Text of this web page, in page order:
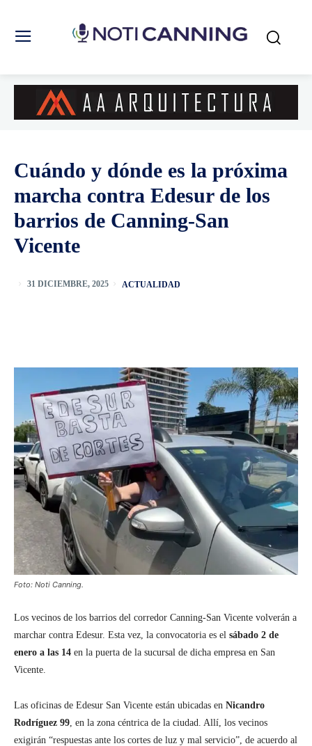
Cuándo y dónde es la próxima
marcha contra Edesur de los
barrios de Canning-San
Vicente
31 DICIEMBRE, 2025 ACTUALIDAD
Foto: Noti Canning.
Los vecinos de los barrios del corredor Canning-San Vicente volverán a
marchar contra Edesur. Esta vez, la convocatoria es el sábado 2 de
enero a las 14 en la puerta de la sucursal de dicha empresa en San
Vicente.
Las oficinas de Edesur San Vicente están ubicadas en Nicandro
Rodríguez 99 , en la zona céntrica de la ciudad. Allí, los vecinos
exigirán “respuestas ante los cortes de luz y mal servicio”, de acuerdo al